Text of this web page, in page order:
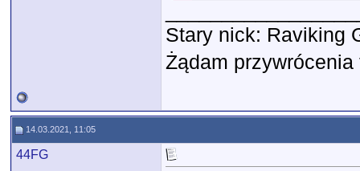
Stary nick: Raviking
Żądam
14.03.2021, 11:05
44FG